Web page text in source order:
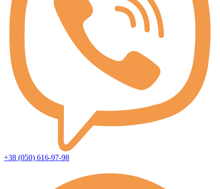
+38 (050) 616-97-98